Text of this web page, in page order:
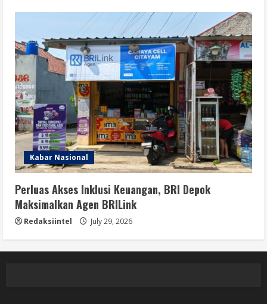
Kabar Nasional
Perluas Akses Inklusi Keuangan, BRI Depok
Maksimalkan Agen BRILink
Redaksiintel July 29, 2026